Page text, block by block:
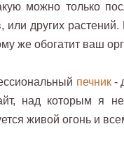
можно только
или других
же обогатит ваш
печник-
над которым я
живой огонь и